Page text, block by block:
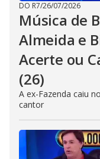
DO R7/26/07/2026
Música de
Almeida e
Acerte ou
(26)
A ex-Fazenda caiu
cantor